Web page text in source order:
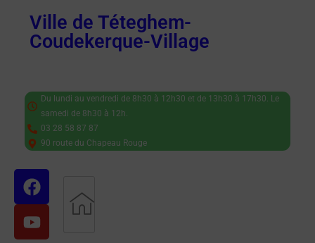
Ville de Téteghem-
Coudekerque-Village
Du lundi au vendredi de 8h30 à 12h30 et de 13h30 à 17h30. Le
samedi de 8h30 à 12h.
03 28 58 87 87
90 route du Chapeau Rouge